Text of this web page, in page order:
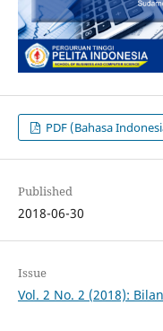
PDF (Bahasa
Published
2018-06-30
Issue
Vol. 2 No. 2 (2018):